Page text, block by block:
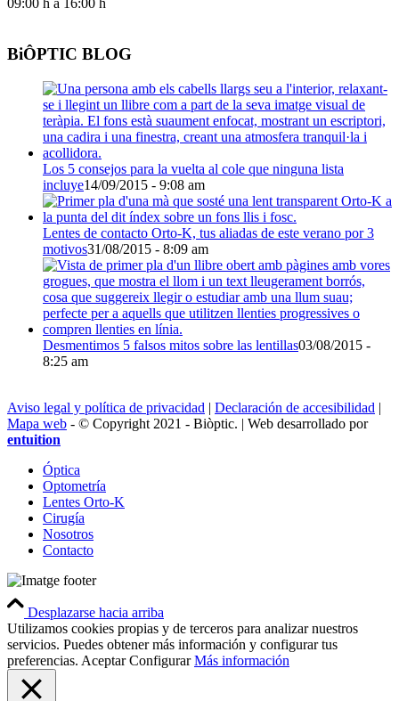
09:00 h a 16:00 h
BiÔPTIC BLOG
Los 5 consejos para la vuelta al cole que ninguna lista
incluye14/09/2015 - 9:08 am
Lentes de contacto Orto-K, tus aliadas de este verano por 3
motivos31/08/2015 - 8:09 am
Desmentimos 5 falsos mitos sobre las lentillas03/08/2015 -
8:25 am
Aviso legal y política de privacidad | Declaración de accesibilidad |
Mapa web - © Copyright 2021 - Biòptic. | Web desarrollado por
entuition
Óptica
Optometría
Lentes Orto-K
Cirugía
Nosotros
Contacto
Desplazarse hacia arriba
Utilizamos cookies propias y de terceros para analizar nuestros
servicios. Puedes obtener más información y configurar tus
preferencias. Aceptar Configurar Más información